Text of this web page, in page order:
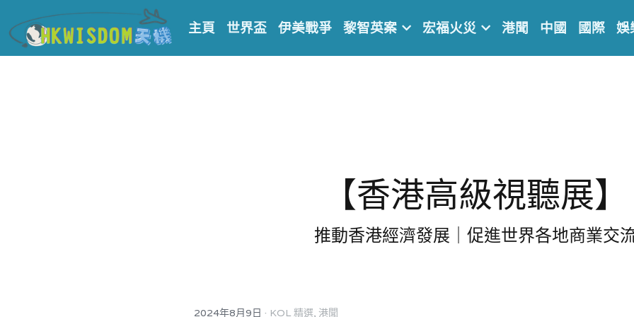
主頁 世界盃 伊美戰爭 黎智英案 宏福火災 港聞 中國 國際 娛
【香港高級視聽展】
推動香港經濟發展｜促進世界各地商業交
2024年8月9日 · KOL 精選, 港聞